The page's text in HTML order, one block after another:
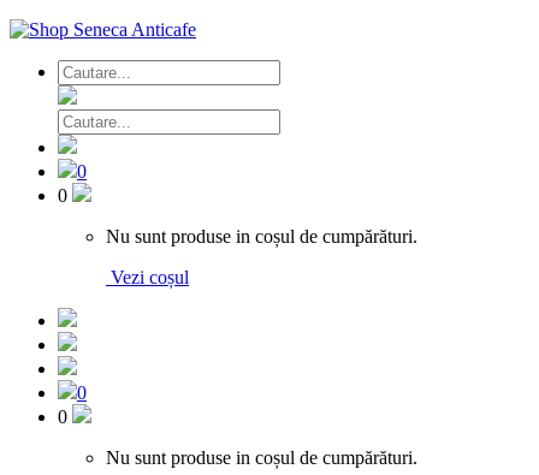
0
0
Nu sunt produse in coșul de cumpărături.
Vezi coșul
0
0
Nu sunt produse in coșul de cumpărături.